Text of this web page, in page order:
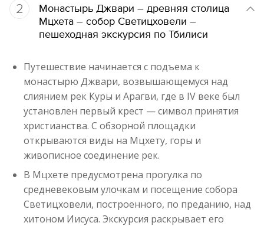
2
Монастырь Джвари – древняя столица
Мцхета – собор Светицховели –
пешеходная экскурсия по Тбилиси
Путешествие начинается с подъема к
монастырю Джвари, возвышающемуся над
слиянием рек Куры и Арагви, где в IV веке был
установлен первый крест — символ принятия
христианства. С обзорной площадки
открываются виды на Мцхету, горы и
живописное соединение рек.
В Мцхете предусмотрена прогулка по
средневековым улочкам и посещение собора
Светицховели, построенного, по преданию, над
хитоном Иисуса. Экскурсия раскрывает его